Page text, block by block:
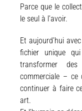
Parce que le
le seul à l’avoir.
Et aujourd’hui
fichier unique
transformer
commerciale –
continuer à faire
art.